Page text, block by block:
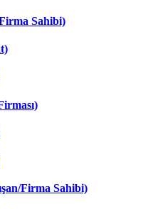
Sahibi)
Firma Sahibi)